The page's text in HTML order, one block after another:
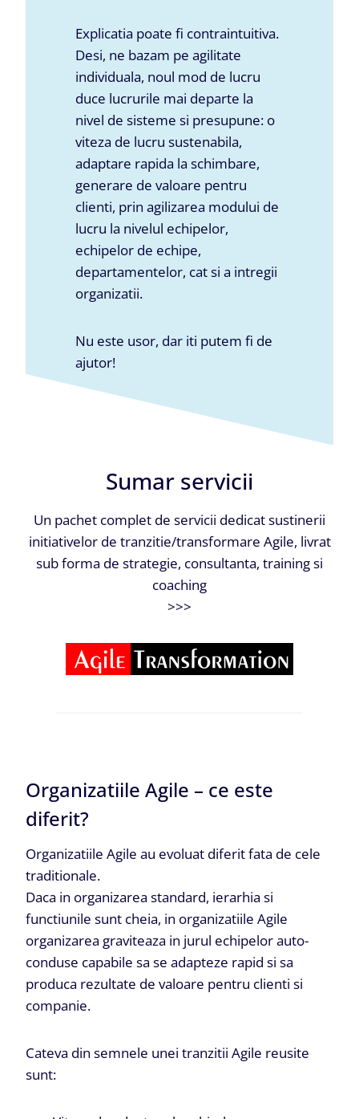
Explicatia poate fi contraintuitiva.
Desi, ne bazam pe agilitate
individuala, noul mod de lucru
duce lucrurile mai departe la
nivel de sisteme si presupune: o
viteza de lucru sustenabila,
adaptare rapida la schimbare,
generare de valoare pentru
clienti, prin agilizarea modului de
lucru la nivelul echipelor,
echipelor de echipe,
departamentelor, cat si a intregii
organizatii.
Nu este usor, dar iti putem fi de
ajutor!
Sumar servicii
Un pachet complet de servicii dedicat sustinerii
initiativelor de tranzitie/transformare Agile, livrat
sub forma de strategie, consultanta, training si
coaching
>>>
Organizatiile Agile – ce este
diferit?
Organizatiile Agile au evoluat diferit fata de cele
traditionale.
Daca in organizarea standard, ierarhia si
functiunile sunt cheia, in organizatiile Agile
organizarea graviteaza in jurul echipelor auto-
conduse capabile sa se adapteze rapid si sa
produca rezultate de valoare pentru clienti si
companie.
Cateva din semnele unei tranzitii Agile reusite
sunt: